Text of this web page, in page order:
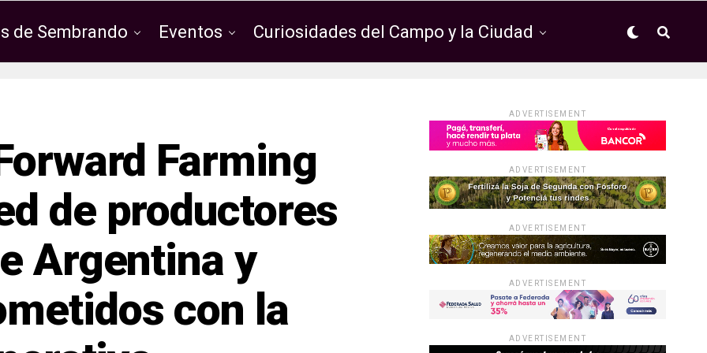
de Sembrando Eventos Curiosidades del Campo y la Ciudad
Farming
de productores
Argentina y
con la
ADVERTISEMENT
ADVERTISEMENT
ADVERTISEMENT
ADVERTISEMENT
ADVERTISEMENT